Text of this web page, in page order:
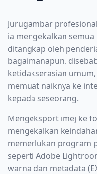
Jurugambar
ia mengekalkan
ditangkap oleh
bagaimanapun,
ketidakserasian
memuat naiknya ke
kepada seseorang.
Mengeksport imej ke
mengekalkan
memerlukan program
seperti Adobe
warna dan metadata